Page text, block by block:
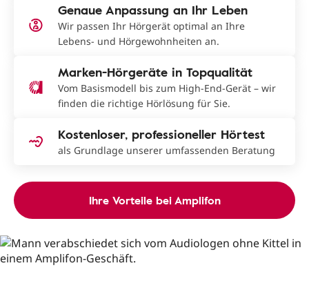
Genaue Anpassung an Ihr Leben
Wir passen Ihr Hörgerät optimal an Ihre
Lebens- und Hörgewohnheiten an.
Marken-Hörgeräte in Topqualität
Vom Basismodell bis zum High-End-Gerät – wir
finden die richtige Hörlösung für Sie.
Kostenloser, professioneller Hörtest
als Grundlage unserer umfassenden Beratung
Ihre Vorteile bei Amplifon